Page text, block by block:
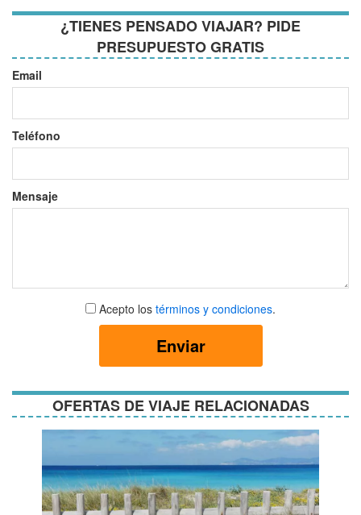
¿TIENES PENSADO VIAJAR? PIDE
PRESUPUESTO GRATIS
Email
Teléfono
Mensaje
Aceptar
términos
Acepto los términos y condiciones.
Enviar
OFERTAS DE VIAJE RELACIONADAS